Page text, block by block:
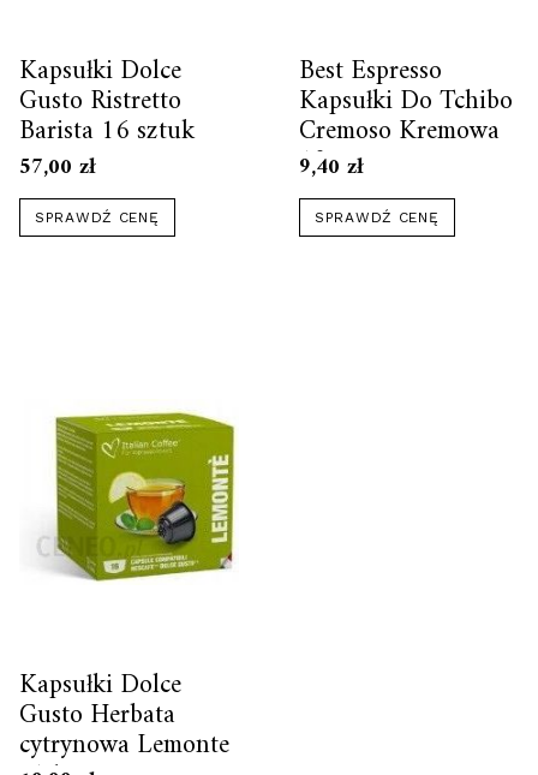
Kapsułki Dolce
Gusto Ristretto
Barista 16 sztuk
57,00 zł
SPRAWDŹ CENĘ
Best Espresso
Kapsułki Do Tchibo
Cremoso Kremowa
10szt.
9,40 zł
SPRAWDŹ CENĘ
Kapsułki Dolce
Gusto Herbata
cytrynowa Lemonte